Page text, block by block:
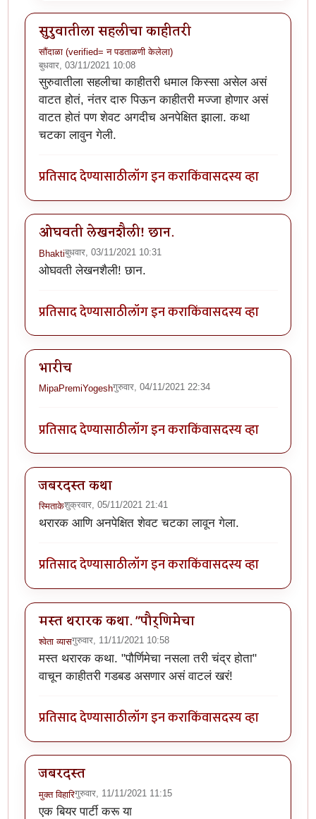
सुरुवातीला सहलीचा काहीतरी
सौंदाळा (verified= न पडताळणी केलेला)
बुधवार, 03/11/2021 10:08
सुरुवातीला सहलीचा काहीतरी धमाल किस्सा असेल असं
वाटत होतं, नंतर दारु पिऊन काहीतरी मज्जा होणार असं
वाटत होतं पण शेवट अगदीच अनपेक्षित झाला. कथा
चटका लावुन गेली.
प्रतिसाद देण्यासाठीलॉग इन कराकिंवासदस्य व्हा
ओघवती लेखनशैली! छान.
Bhaktiबुधवार, 03/11/2021 10:31
ओघवती लेखनशैली! छान.
प्रतिसाद देण्यासाठीलॉग इन कराकिंवासदस्य व्हा
भारीच
MipaPremiYogeshगुरुवार, 04/11/2021 22:34
प्रतिसाद देण्यासाठीलॉग इन कराकिंवासदस्य व्हा
जबरदस्त कथा
स्मिताकेशुक्रवार, 05/11/2021 21:41
थरारक आणि अनपेक्षित शेवट चटका लावून गेला.
प्रतिसाद देण्यासाठीलॉग इन कराकिंवासदस्य व्हा
मस्त थरारक कथा. "पौर्णिमेचा
श्वेता व्यासगुरुवार, 11/11/2021 10:58
मस्त थरारक कथा. "पौर्णिमेचा नसला तरी चंद्र होता"
वाचून काहीतरी गडबड असणार असं वाटलं खरं!
प्रतिसाद देण्यासाठीलॉग इन कराकिंवासदस्य व्हा
जबरदस्त
मुक्त विहारिगुरुवार, 11/11/2021 11:15
एक बियर पार्टी करू या